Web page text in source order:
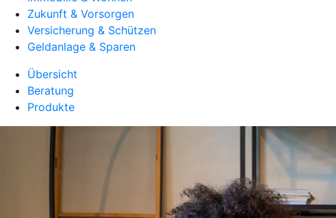
Zukunft & Vorsorgen
Versicherung & Schützen
Geldanlage & Sparen
Übersicht
Beratung
Produkte